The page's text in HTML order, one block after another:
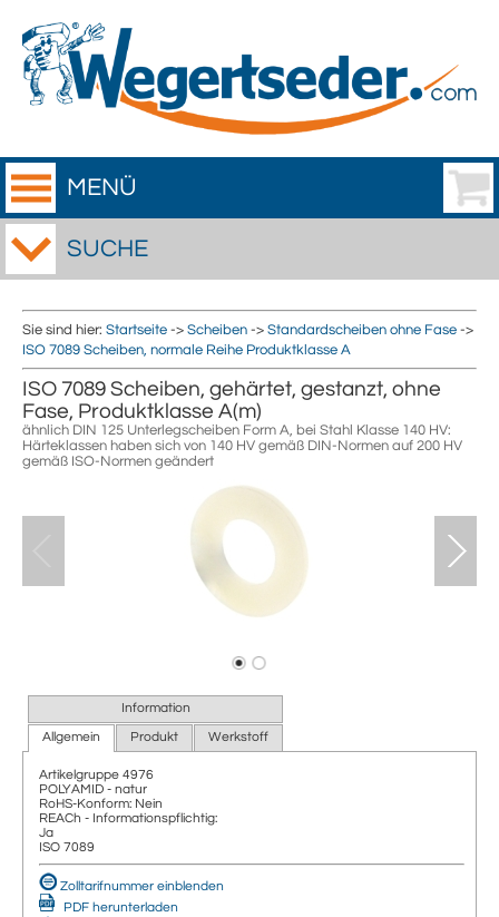
MENÜ
SUCHE
Sie sind hier: Startseite -> Scheiben -> Standardscheiben ohne Fase ->
ISO 7089 Scheiben, normale Reihe Produktklasse A
ISO 7089 Scheiben, gehärtet, gestanzt, ohne
Fase, Produktklasse A(m)
ähnlich DIN 125 Unterlegscheiben Form A, bei Stahl Klasse 140 HV:
Härteklassen haben sich von 140 HV gemäß DIN-Normen auf 200 HV
gemäß ISO-Normen geändert
Information
Allgemein
Produkt Werkstoff
Artikelgruppe 4976
POLYAMID - natur
RoHS-Konform: Nein
REACh - Informationspflichtig:
Ja
ISO 7089
Zolltarifnummer einblenden
PDF herunterladen